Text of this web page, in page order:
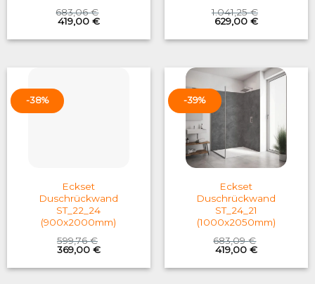
683,06€
Original
price
was:
419,00 €Current
is:
1.041,25€
Original
price
was:
629,00 €Current
is:
-38%
Eckset
Duschrückwand
ST_22_24
(900x2000mm)
599,76€
Original
price
was:
369,00 €Current
is:
-39%
Eckset
Duschrückwand
ST_24_21
(1000x2050mm)
683,09€
Original
price
was:
419,00 €Current
is: